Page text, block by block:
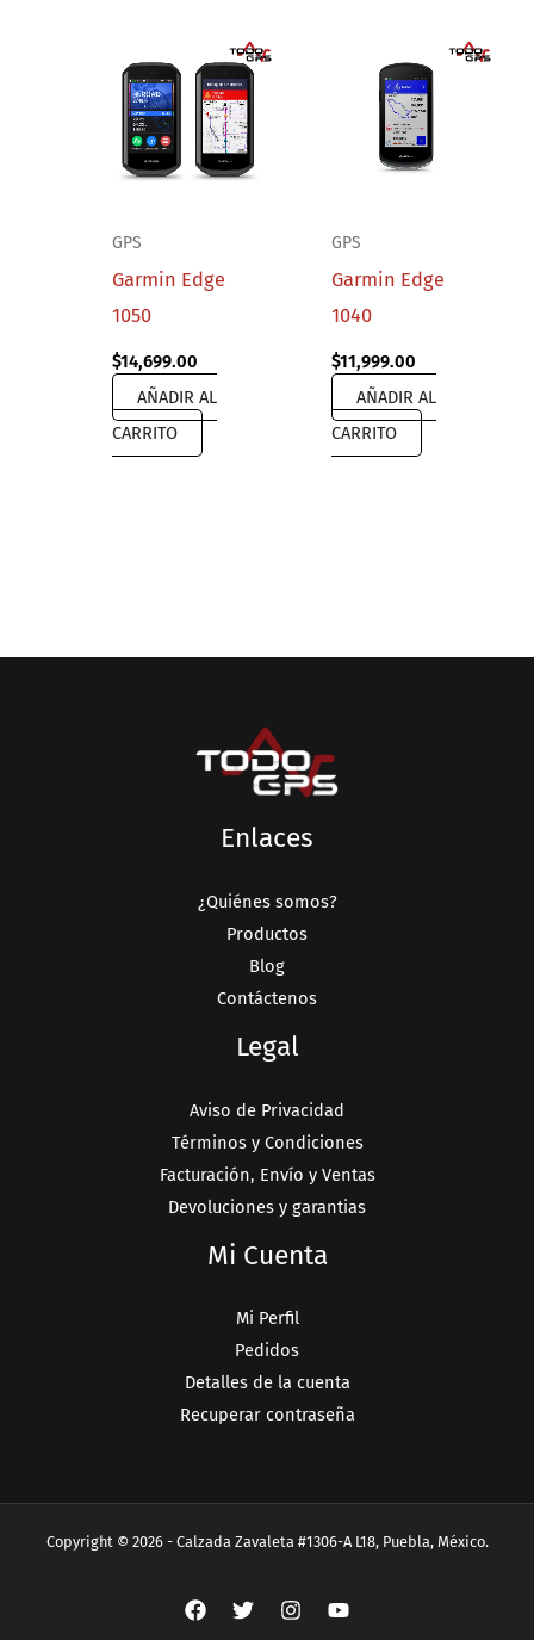
GPS
Garmin Edge
1050
$14,699.00
AÑADIR AL
CARRITO
GPS
Garmin Edge
1040
$11,999.00
AÑADIR AL
CARRITO
Enlaces
¿Quiénes somos?
Productos
Blog
Contáctenos
Legal
Aviso de Privacidad
Términos y Condiciones
Facturación, Envío y Ventas
Devoluciones y garantias
Mi Cuenta
Mi Perfil
Pedidos
Detalles de la cuenta
Recuperar contraseña
Copyright © 2026 - Calzada Zavaleta #1306-A L18, Puebla, México.